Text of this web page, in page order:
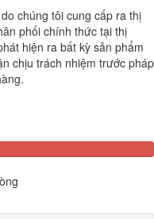
chúng tôi cung cấp ra thị
phối chính thức tại thị
hiện ra bất kỳ sản phẩm
chịu trách nhiệm trước pháp